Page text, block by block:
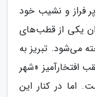
فراز و نشیب خود
یکی از قطب‌های
می‌شود. تبریز به
افتخارآمیز «شهر
اما در کنار این